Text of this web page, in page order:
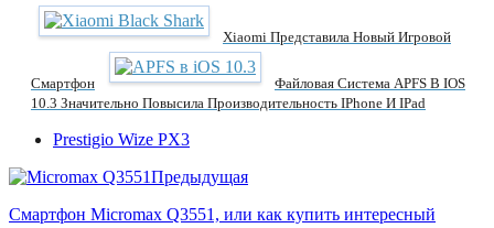
Xiaomi Представила Новый Игровой
Смартфон
Файловая Система APFS В IOS
10.3 Значительно Повысила Производительность IPhone И IPad
Prestigio Wize PX3
Предыдущая
Смартфон Micromax Q3551, или как купить интересный